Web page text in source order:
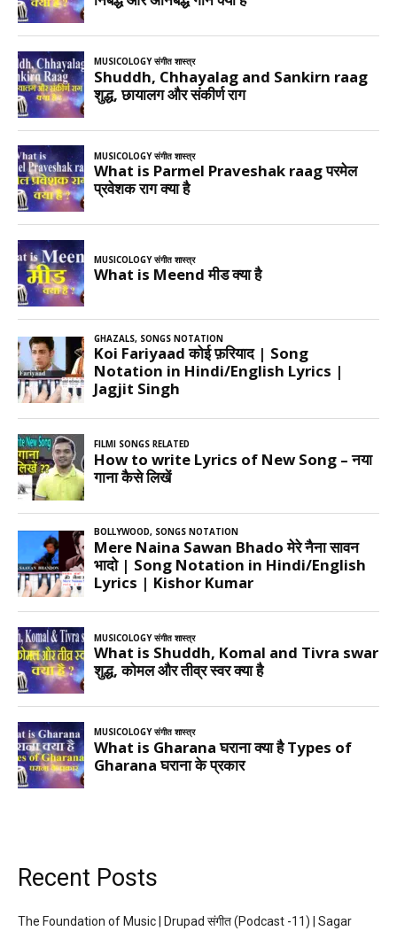
Recent Posts
The Foundation of Music | Drupad संगीत (Podcast -11) | Sagar